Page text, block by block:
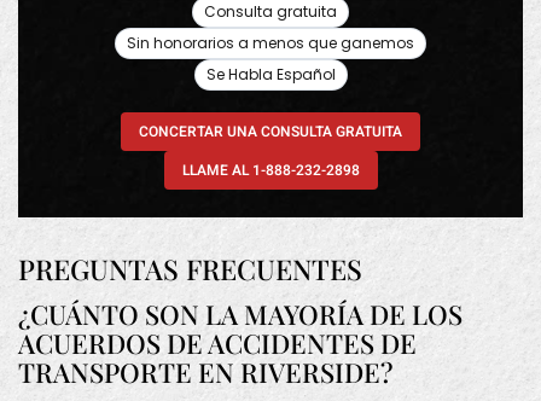
Consulta gratuita
Sin honorarios a menos que ganemos
Se Habla Español
CONCERTAR UNA CONSULTA GRATUITA
LLAME AL 1-888-232-2898
PREGUNTAS FRECUENTES
¿CUÁNTO SON LA MAYORÍA DE LOS
ACUERDOS DE ACCIDENTES DE
TRANSPORTE EN RIVERSIDE?